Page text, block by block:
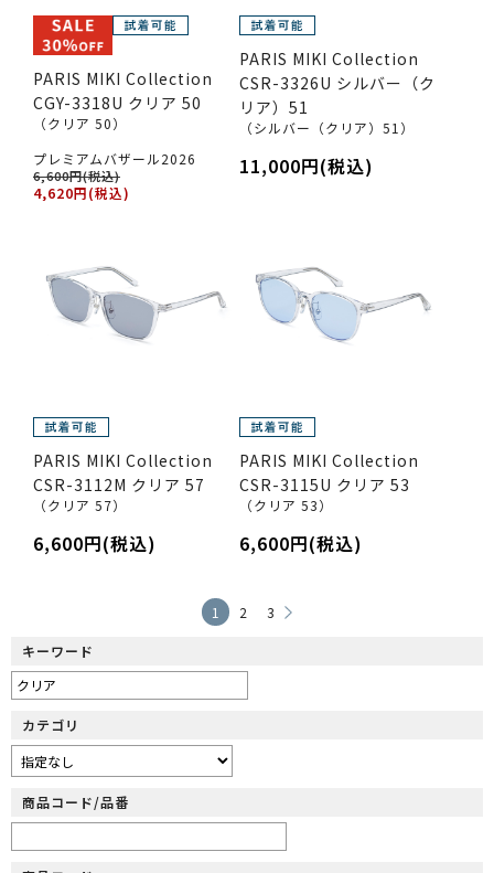
PARIS MIKI Collection
CGY-3318U クリア 50
（クリア 50）
プレミアムバザール2026
6,600円(税込)
4,620円(税込)
PARIS MIKI Collection
CSR-3326U シルバー（ク
リア）51
（シルバー（クリア）51）
11,000円(税込)
PARIS MIKI Collection
CSR-3112M クリア 57
（クリア 57）
6,600円(税込)
PARIS MIKI Collection
CSR-3115U クリア 53
（クリア 53）
6,600円(税込)
1 2 3
キーワード
カテゴリ
商品コード/品番